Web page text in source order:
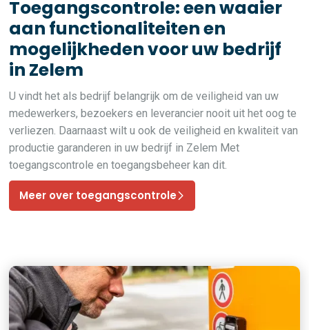
Toegangscontrole: een waaier
aan functionaliteiten en
mogelijkheden voor uw bedrijf
in Zelem
U vindt het als bedrijf belangrijk om de veiligheid van uw
medewerkers, bezoekers en leverancier nooit uit het oog te
verliezen. Daarnaast wilt u ook de veiligheid en kwaliteit van
productie garanderen in uw bedrijf in Zelem Met
toegangscontrole en toegangsbeheer kan dit.
Meer over toegangscontrole